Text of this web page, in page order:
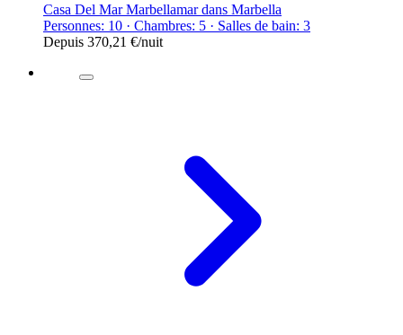
Casa Del Mar Marbellamar dans Marbella
Personnes: 10 · Chambres: 5 · Salles de bain: 3
Depuis 370,21 €/nuit